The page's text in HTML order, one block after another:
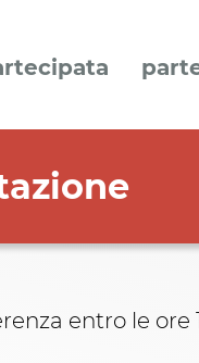
entro le ore